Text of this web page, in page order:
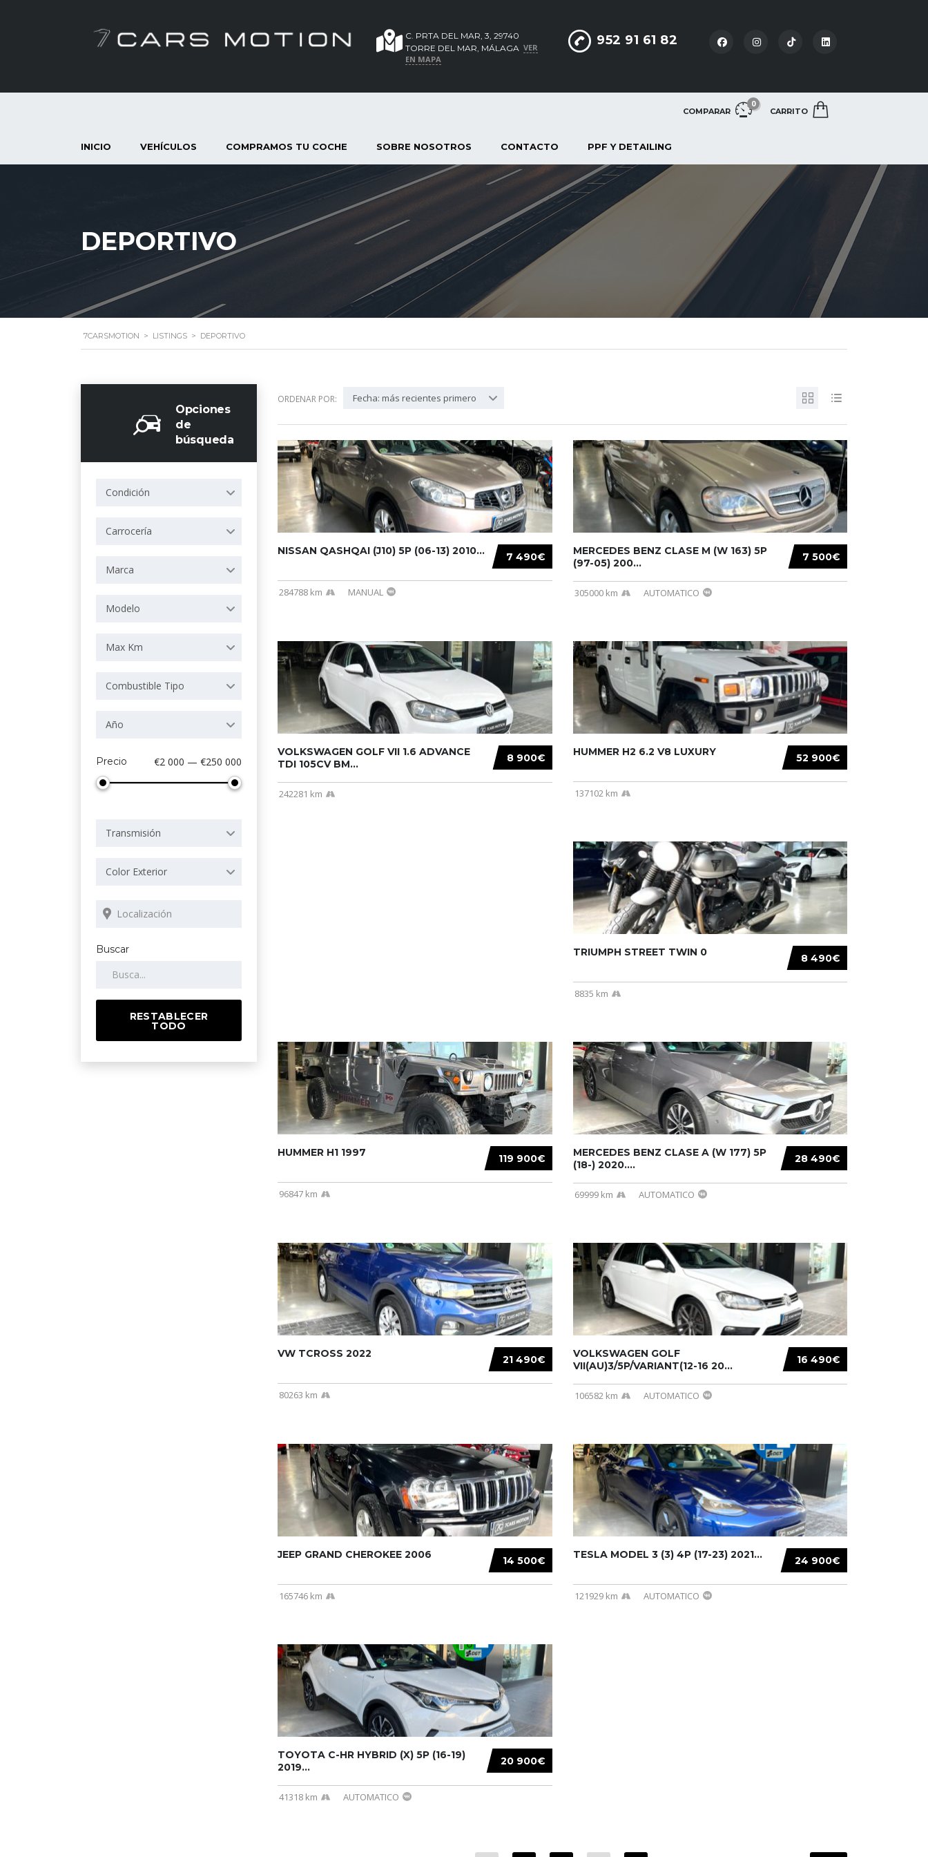
952 91 61 82
C. PRTA DEL MAR, 3, 29740
TORRE DEL MAR, MÁLAGA VER
EN MAPA
COMPARAR
0
CARRITO
INICIO VEHÍCULOS COMPRAMOS TU COCHE SOBRE NOSOTROS CONTACTO PPF Y DETAILING
DEPORTIVO
7CARSMOTION > LISTINGS > DEPORTIVO
Opciones
de
búsqueda
Condición
Carrocería
Marca
Modelo
Max Km
Combustible Tipo
Año
Precio €2 000 — €250 000
Transmisión
Color Exterior
Buscar
RESTABLECER
TODO
ORDENAR POR: Fecha: más recientes primero
7 490€
NISSAN QASHQAI (J10) 5P (06-13) 2010...
284788 km MANUAL
7 500€
MERCEDES BENZ CLASE M (W 163) 5P
(97-05) 200...
305000 km AUTOMATICO
8 900€
VOLKSWAGEN GOLF VII 1.6 ADVANCE
TDI 105CV BM...
242281 km
52 900€
HUMMER H2 6.2 V8 LUXURY
137102 km
8 490€
TRIUMPH STREET TWIN 0
8835 km
119 900€
HUMMER H1 1997
96847 km
28 490€
MERCEDES BENZ CLASE A (W 177) 5P
(18-) 2020....
69999 km AUTOMATICO
21 490€
VW TCROSS 2022
80263 km
16 490€
VOLKSWAGEN GOLF
VII(AU)3/5P/VARIANT(12-16 20...
106582 km AUTOMATICO
14 500€
JEEP GRAND CHEROKEE 2006
165746 km
24 900€
TESLA MODEL 3 (3) 4P (17-23) 2021...
121929 km AUTOMATICO
20 900€
TOYOTA C-HR HYBRID (X) 5P (16-19)
2019...
41318 km AUTOMATICO